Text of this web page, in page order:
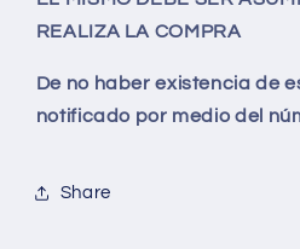
REALIZA LA COMPRA
De no haber existencia de
notificado por medio del
Share